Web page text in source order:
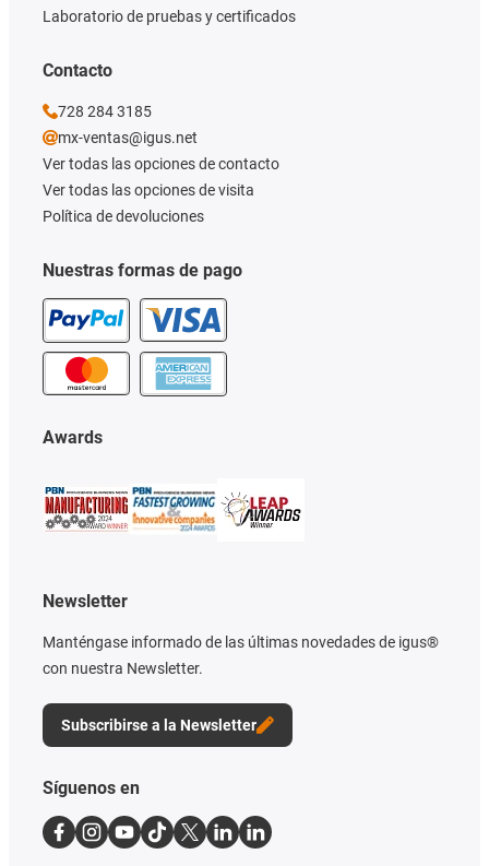
Nuestras formas de pago
Laboratorio de pruebas y certificados
Awards
Newsletter
Manténgase informado de las últimas novedades de igus®
con nuestra Newsletter.
Subscribirse a la Newsletter
Contacto
728 284 3185
mx-ventas@igus.net
Ver todas las opciones de contacto
Ver todas las opciones de visita
Política de devoluciones
Síguenos en